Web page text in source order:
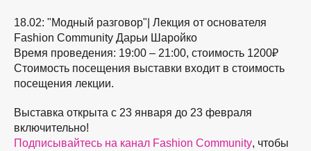
18.02: "Модный разговор"| Лекция от основателя
Fashion Community Дарьи Шаройко
Время проведения: 19:00 – 21:00, стоимость 1200₽
Стоимость посещения выставки входит в стоимость
посещения лекции.
Выставка открыта с 23 января до 23 февраля
включительно!
Подписывайтесь на канал Fashion Community, чтобы